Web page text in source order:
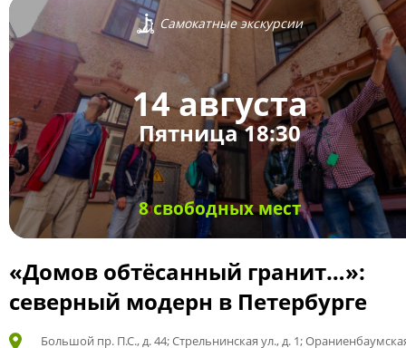
Самокатные экскурсии
14 августа
Пятница 18:30
8 свободных мест
«Домов обтёсанный гранит…»:
северный модерн в Петербурге
Большой пр. П.С., д. 44; Стрельнинская ул., д. 1;